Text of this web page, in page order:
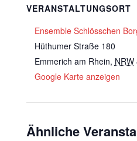
VERANSTALTUNGSORT
Ensemble Schlösschen
Hüthumer Straße 180
Emmerich am Rhein, NRW
Google Karte anzeigen
Ähnliche